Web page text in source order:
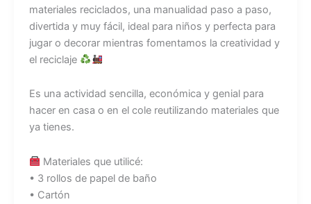
materiales reciclados, una manualidad paso a paso,
divertida y muy fácil, ideal para niños y perfecta para
jugar o decorar mientras fomentamos la creatividad y
el reciclaje
Es una actividad sencilla, económica y genial para
hacer en casa o en el cole reutilizando materiales que
ya tienes.
Materiales que utilicé:
• 3 rollos de papel de baño
• Cartón